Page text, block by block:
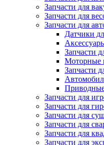
Запчасти для
Запчасти для
Запчасти для
Датчики
Запчасти
Моторные
Запчасти
Запчасти для
Запчасти для
Запчасти для
Запчасти для
Запчасти для
Запчасти для